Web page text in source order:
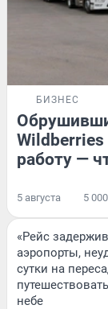
БИЗНЕС
Wildberries
работу —
5 августа 5 000
«Рейс
аэропорты,
сутки на
небе